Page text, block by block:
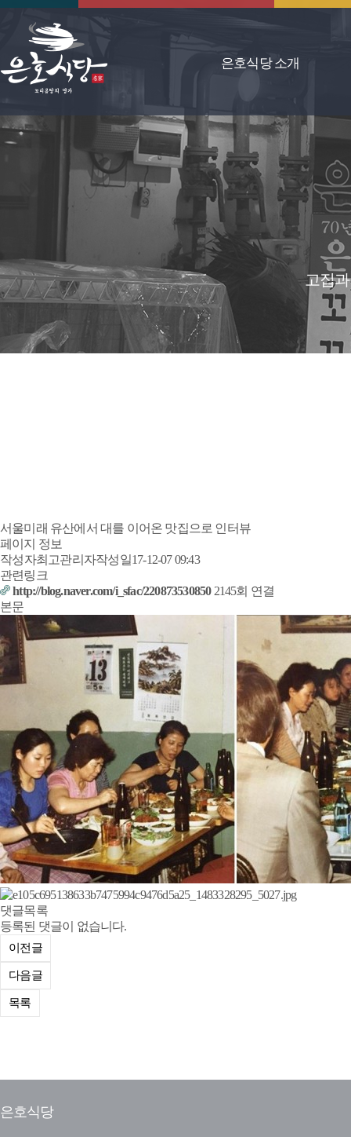
은호식당 소개
고집
서울미래 유산에서 대를 이어온 맛집으로 인터뷰
페이지 정보
작성자최고관리자작성일17-12-07 09:43
관련링크
http://blog.naver.com/i_sfac/220873530850 2145회 연결
본문
댓글목록
등록된 댓글이 없습니다.
이전글
다음글
목록
은호식당